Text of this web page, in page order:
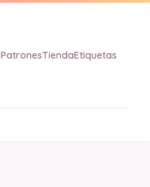
PatronesTiendaEtiquetas